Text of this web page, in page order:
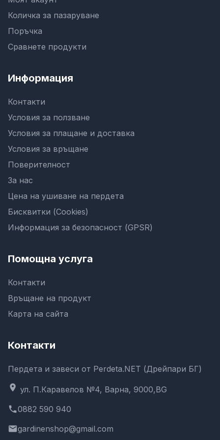
Количка за пазаруване
Поръчка
Сравнете продукти
Информация
Контакти
Условия за ползване
Условия за плащане и доставка
Условия за връщане
Поверителност
За нас
Цена на ушиване на пердета
Бисквитки (Cookies)
Информация за безопасност (GPSR)
Помощна услуга
Контакти
Връщане на продукт
Карта на сайта
Контакти
Пердета и завеси от Perdeta.NET (Дрейпари БГ)
location_on ул. П.Каравелов №4, Варна, 9000,BG
phone0882 590 940
emailgardinenshop@gmail.com